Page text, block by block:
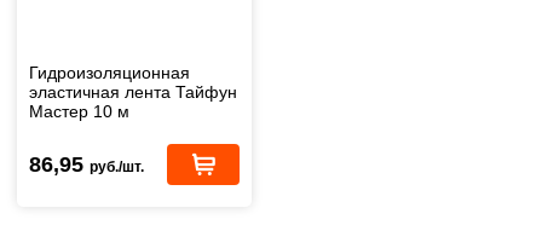
Гидроизоляционная
эластичная лента Тайфун
Мастер 10 м
86,95 руб./шт.